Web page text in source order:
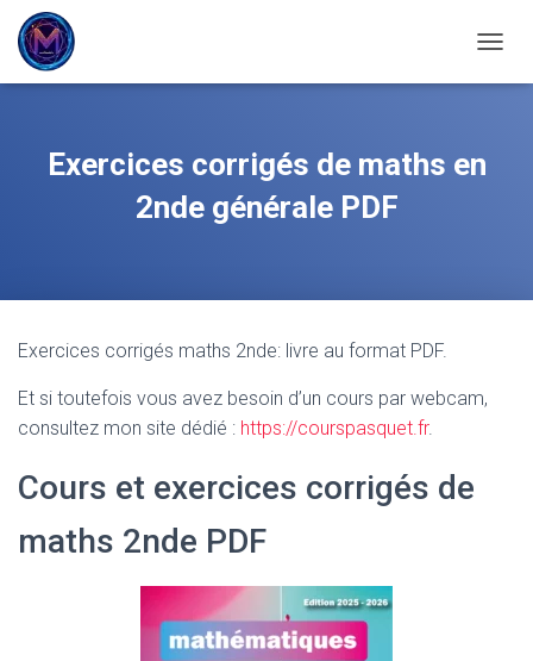
Exercices corrigés de maths en
2nde générale PDF
Exercices corrigés maths 2nde: livre au format PDF.
Et si toutefois vous avez besoin d’un cours par webcam,
consultez mon site dédié : https://courspasquet.fr.
Cours et exercices corrigés de
maths 2nde PDF